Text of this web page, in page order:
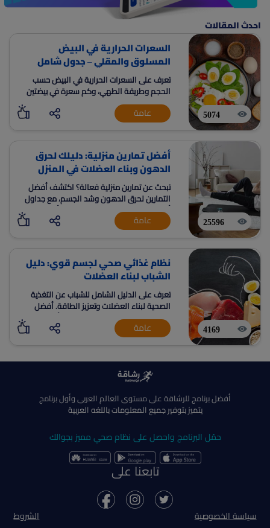
احدث المقالات
5074
السعرات الحرارية في البيض
المسلوق والمقلي – جدول شامل
تعرف على السعرات الحرارية في البيض حسب
الحجم وطريقة الطهي، وكم سعرة في بيضتين
مسلوقتين، وكيف يساعدك على حرق السعرات
وفقدان الوزن – اقرأ الجدول الكامل الآن
عامة
25596
أفضل تمارين منزلية: دليلك لحرق
الدهون وبناء العضلات في المنزل
تبحث عن تمارين منزلية فعالة؟ اكتشف أفضل
التمارين لحرق الدهون وشد الجسم، مع جداول
أسبوعية للمبتدئين والمتقدمين. ابدأ رحلتك نحو
الرشاقة اليوم بدون نادي.
عامة
4169
نظام غذائي صحي لجسم قوي: دليل
الشباب لبناء العضلات
تعرف على الدليل الشامل للشباب عن التغذية
الصحية لبناء العضلات وتعزيز الطاقة. أفضل
الأنظمة الغذائية المناسبة للشباب. أهم
الفيتامينات والمعادن الأساسية للشباب.
عامة
أفضل برنامج للرشاقة على مستوى العالم العربى وأول برنامج
يتميز بتوفير جميع المعلومات باللغه العربية
حمّل البرنامج واحصل على نظام صحي مميز بجوالك
تابعنا على
سياسة الخصوصية الشروط